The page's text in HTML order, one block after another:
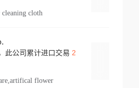
cloth
此公司累计进口交易 2
flower